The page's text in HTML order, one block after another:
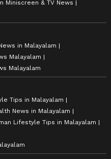
Miniscreen & TV News
in Malayalam
Malayalam
Malayalam
Tips in Malayalam
News in Malayalam
Lifestyle Tips in Malayalam